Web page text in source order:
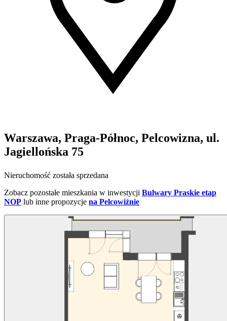
Warszawa, Praga-Północ, Pelcowizna, ul.
Jagiellońska 75
Nieruchomość została sprzedana
Zobacz pozostałe mieszkania w inwestycji Bulwary Praskie etap
NOP lub inne propozycje na Pelcowiźnie